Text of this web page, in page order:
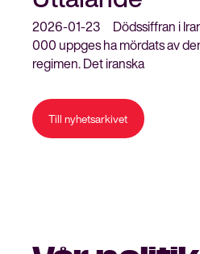
2026-01-23
Dödssiffran i
000 uppges ha mördats av
regimen. Det iranska
Till nyhetsarkivet